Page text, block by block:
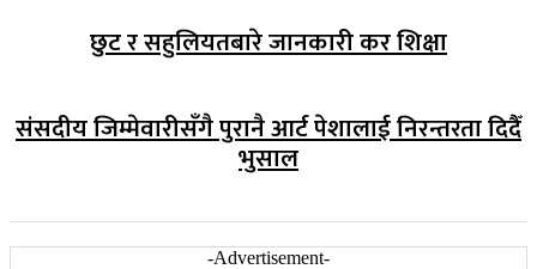
छुट र सहुलियतबारे जानकारी कर शिक्षा
संसदीय जिम्मेवारीसँगै पुरानै आर्ट पेशालाई निरन्तरता दिदैँ
भुसाल
-Advertisement-